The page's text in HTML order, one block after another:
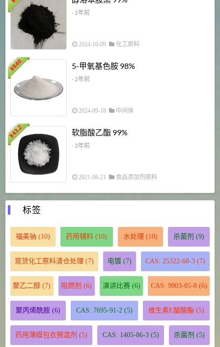
- 2年前
2024-10-09 化工原料
¥
840 5-甲氧基色胺 98%
- 2年前
2024-09-18 中间体
¥
43.2 软脂酸乙酯 99%
- 2年前
2021-06-21 食品添加剂原料
标签
福美钠 (10) 药用辅料 (10) 水处理 (10) 杀菌剂 (9)
现货化工原料清仓处理 (7) 电镀 (7) CAS: 25322-68-3 (7)
聚乙二醇 (7) 阻燃剂 (6) 演讲比赛(6) CAS: 9003-05-8(6)
聚丙烯酰胺(6) CAS: 7695-91-2 (5) 维生素E醋酸酯 (5)
药用薄膜包衣预混剂 (5) CAS: 1405-86-3(5) 杀菌剂 (5)